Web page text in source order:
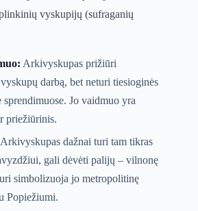
vyskupijų (sufraganių
Arkivyskupas prižiūri
darbą, bet neturi tiesioginės
Jo vaidmuo yra
priežiūrinis.
Arkivyskupas dažnai turi tam tikras
gali dėvėti palijų – vilnonę
simbolizuoja jo metropolitinę
Popiežiumi.